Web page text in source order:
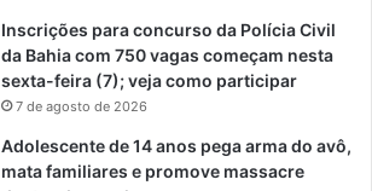
Inscrições para concurso da Polícia Civil
da Bahia com 750 vagas começam nesta
sexta-feira (7); veja como participar
7 de agosto de 2026
Adolescente de 14 anos pega arma do avô,
mata familiares e promove massacre